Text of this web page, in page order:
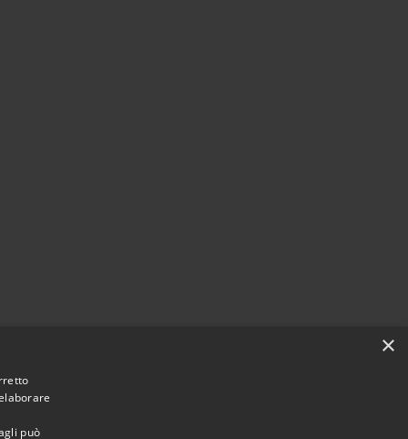
×
può